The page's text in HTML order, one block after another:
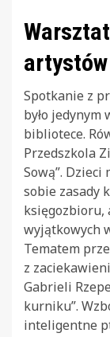
artystów
Spotkanie z
było
bibliotece.
Przedszkola
Sową”.
sobie zasady
księgozbioru,
wyjątkowych
Tematem
z
Gabrieli
kurniku”.
inteligentne